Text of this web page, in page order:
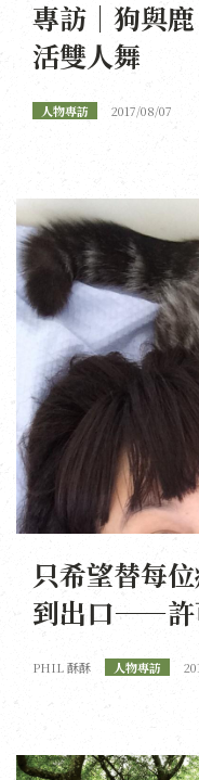
專訪｜狗與
活雙人舞
人物專訪 2017/08/07
只希望替每
到出口——許
PHIL 酥酥 人物專訪